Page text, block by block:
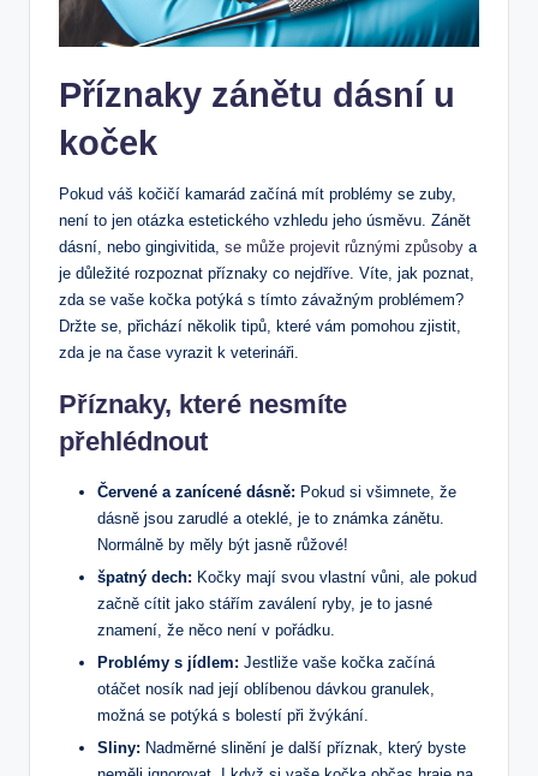
Příznaky zánětu dásní u
koček
Pokud váš kočičí kamarád začíná mít problémy se zuby,
není to jen otázka estetického vzhledu jeho úsměvu. Zánět
dásní, nebo gingivitida, se může projevit různými způsoby a
je důležité rozpoznat příznaky co nejdříve. Víte, jak poznat,
zda se vaše kočka potýká s tímto závažným problémem?
Držte se, přichází několik tipů, které vám pomohou zjistit,
zda je na čase vyrazit k veterináři.
Příznaky, které nesmíte
přehlédnout
Červené a zanícené dásně: Pokud si všimnete, že
dásně jsou zarudlé a oteklé, je to známka zánětu.
Normálně by měly být jasně růžové!
špatný dech: Kočky mají svou vlastní vůni, ale pokud
začně cítit jako stářím zaválení ryby, je to jasné
znamení, že něco není v pořádku.
Problémy s jídlem: Jestliže vaše kočka začíná
otáčet nosík nad její oblíbenou dávkou granulek,
možná se potýká s bolestí při žvýkání.
Sliny: Nadměrné slinění je další příznak, který byste